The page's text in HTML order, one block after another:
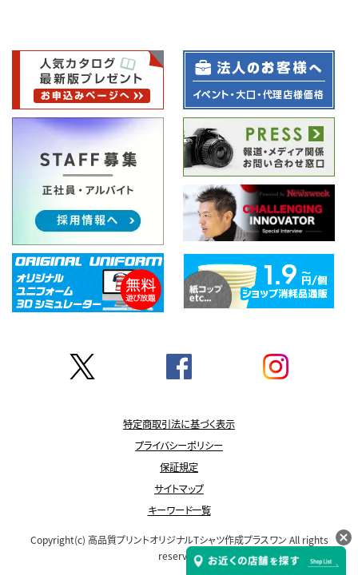
特定商取引法に基づく表示
プライバシーポリシー
保証規定
サイトマップ
キーワード一覧
Copyright(c) 高品質プリントオリジナルTシャツ作成プラスワン All rights
reserved.